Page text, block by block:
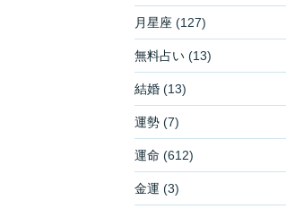
月星座 (127)
無料占い(13)
結婚(13)
運勢(7)
運命 (612)
金運 (3)